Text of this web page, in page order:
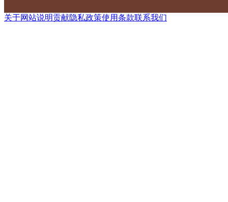
关于网站说明贡献隐私政策使用条款联系我们